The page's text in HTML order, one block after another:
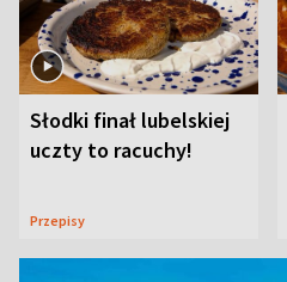
Słodki finał lubelskiej
uczty to racuchy!
Przepisy